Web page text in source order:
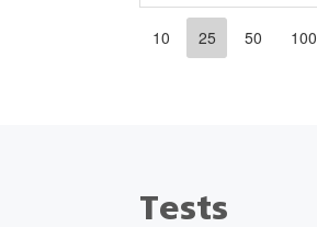
10 25 50 100
Tests